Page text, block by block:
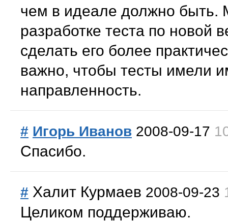
чем в идеале должно быть.
разработке теста по новой
сделать его более
важно, чтобы тесты имели
направленность.
# Игорь Иванов 2008-09-17
Спасибо.
# Халит Курмаев 2008-09-23
Целиком поддерживаю.